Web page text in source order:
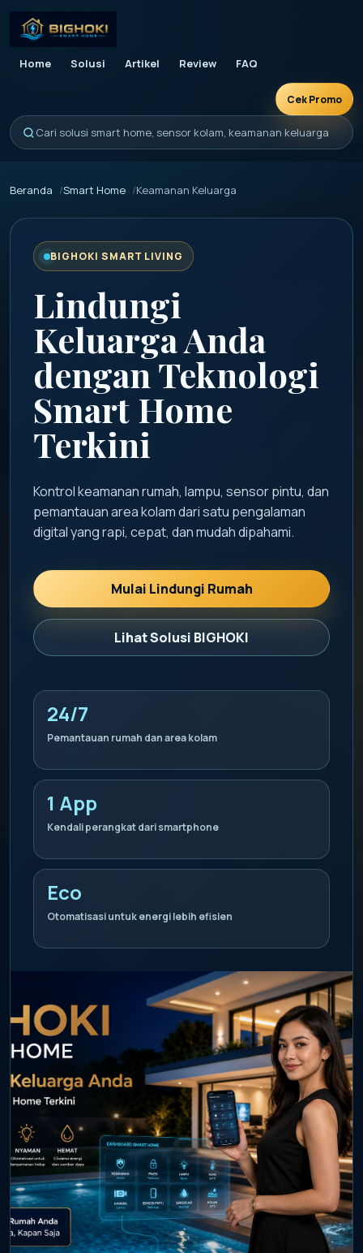
Cari solusi smart home, sensor kolam, keamanan keluarga
Home Solusi Artikel Review FAQ
Cek Promo
Beranda Smart Home Keamanan Keluarga
BIGHOKI SMART LIVING
Lindungi
Keluarga Anda
dengan Teknologi
Smart Home
Terkini
Kontrol keamanan rumah, lampu, sensor pintu, dan
pemantauan area kolam dari satu pengalaman
digital yang rapi, cepat, dan mudah dipahami.
Mulai Lindungi Rumah
Lihat Solusi BIGHOKI
24/7
Pemantauan rumah dan area kolam
1 App
Kendali perangkat dari smartphone
Eco
Otomatisasi untuk energi lebih efisien